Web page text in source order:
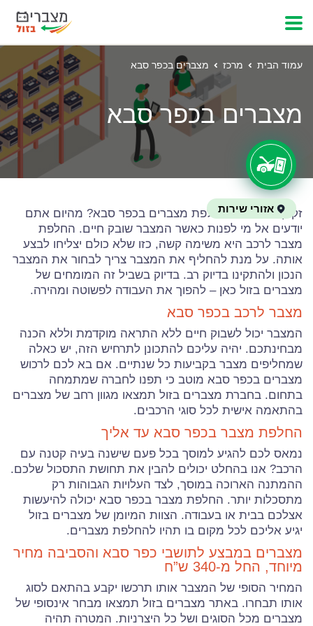
עמוד הבית מרכז מצברים בכפר סבא
מצברים בכפר סבא
זקוקים לשירות החלפת מצברים בכפר סבא? מהיום אתם
יודעים אל מי לפנות כאשר המצבר שובק חיים. החלפת
מצבר לרכב היא משימה קשה, כזו שלא כולם יצליחו לבצע
אותה. על מנת להחליף את המצבר צריך לבחור את המצבר
הנכון ולהתקינו בדיוק רב. בדיוק בשביל זה המומחים של
מצברים בזול כאן – להפוך את העבודה לפשוטה ומהירה.
מצבר לרכב בכפר סבא
המצבר יכול לשבוק חיים ללא התראה מוקדמת וללא הכנה
מבחינתכם. יהיה עליכם להתכונן לתרחיש הזה, יש כאלה
שמחליפים מצבר בקביעות כל שנתיים. אם בא לכם לרכוש
מצברים בכפר סבא מוטב כי תפנו לחברה שמתמחה
בתחום. בחברת מצברים בזול תמצאו מגוון רחב של מצברים
בהתאמה אישית לכל סוגי הרכבים.
החלפת מצבר בכפר סבא עד אליך
נמאס לכם להגיע למוסך בכל פעם שישנה בעיה קטנה עם
הרכב? אנו בהחלט יכולים להבין את תחושת התסכול שלכם.
ההמתנה הארוכה במוסך, לצד העלויות הגבוהות רק
מתסכלות יותר. החלפת מצבר בכפר סבא יכולה להיעשות
אצלכם בבית או בעבודה. הצוות המיומן של מצברים בזול
יגיע אליכם לכל מקום בו תהיו להחלפת מצברים.
מצברים במבצע לתושבי כפר סבא והסביבה מחיר
מיוחד, החל מ-340 ש”ח
המחיר הסופי של המצבר אותו תרכשו יקבע בהתאם לסוג
אותו תבחרו. באתר מצברים בזול תמצאו מבחר אינסופי של
מצברים מכל הסוגים ושל כל היצרניות. המטרה תהיה
אזורי שירות